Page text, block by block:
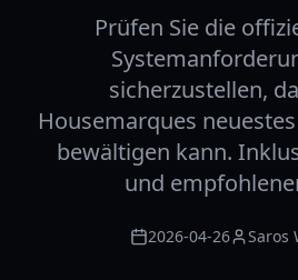
Prüfen Sie die
sicherzustellen,
Housemarques
bewältigen kann.
und
2026-04-26 Saros